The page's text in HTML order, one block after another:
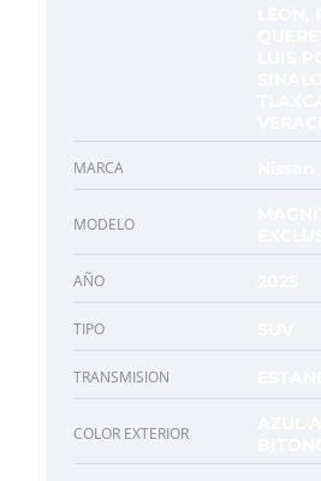
MARCA
MODELO
AÑO
TIPO
TRANSMISION
COLOR EXTERIOR